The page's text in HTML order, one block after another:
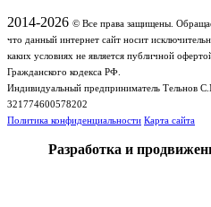
2014-2026 © Все права защищены.
что данный интернет сайт носит
каких условиях не является публичной
Гражданского кодекса РФ.
Индивидуальный предприниматель
321774600578202
Политика конфиденциальности Карта сайта
Разработка и